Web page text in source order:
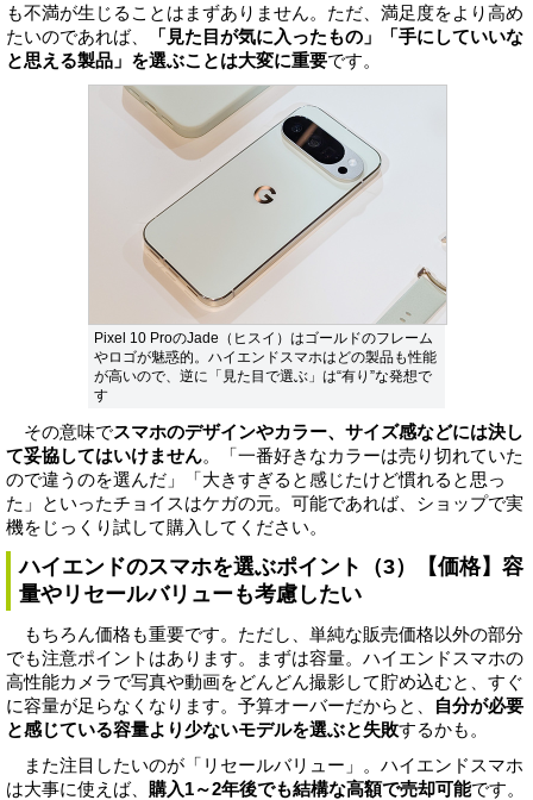
も不満が生じることはまずありません。ただ、満足度をより高め
たいのであれば、
「見た目が気に入ったもの」「手にしていいな
と思える製品」を選ぶことは大変に重要です。
Pixel 10 ProのJade（ヒスイ）はゴールドのフレーム
やロゴが魅惑的。ハイエンドスマホはどの製品も性能
が高いので、逆に「見た目で選ぶ」は“有り”な発想で
す
その意味でスマホのデザインやカラー、サイズ感などには決し
て妥協してはいけません。「一番好きなカラーは売り切れていた
ので違うのを選んだ」「大きすぎると感じたけど慣れると思っ
た」といったチョイスはケガの元。可能であれば、ショップで実
機をじっくり試して購入してください。
ハイエンドのスマホを選ぶポイント（3）【価格】容
量やリセールバリューも考慮したい
もちろん価格も重要です。ただし、単純な販売価格以外の部分
でも注意ポイントはあります。まずは容量。ハイエンドスマホの
高性能カメラで写真や動画をどんどん撮影して貯め込むと、すぐ
に容量が足らなくなります。予算オーバーだからと、
自分が必要
と感じている容量より少ないモデルを選ぶと失敗するかも。
また注目したいのが「リセールバリュー」。ハイエンドスマホ
は大事に使えば、
購入1～2年後でも結構な高額で売却可能です。